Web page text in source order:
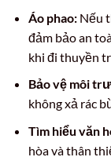
Áo phao:Nếu
đảm bảo an
khi đi thuyền
Bảo vệ môi
không xả rác
Tìm hiểu văn
hòa và thân